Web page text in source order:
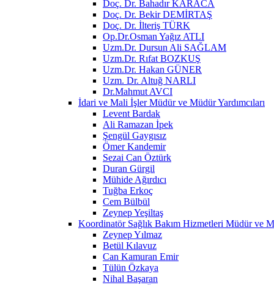
Doç. Dr. Bahadır KARACA
Doç. Dr. Bekir DEMİRTAŞ
Doç. Dr. İlteriş TÜRK
Op.Dr.Osman Yağız ATLI
Uzm.Dr. Dursun Ali SAĞLAM
Uzm.Dr. Rıfat BOZKUŞ
Uzm.Dr. Hakan GÜNER
Uzm. Dr. Altuğ NARLI
Dr.Mahmut AVCI
İdari ve Mali İşler Müdür ve Müdür Yardımcıları
Levent Bardak
Ali Ramazan İpek
Şengül Gaygısız
Ömer Kandemir
Sezai Can Öztürk
Duran Gürgil
Mühide Ağırdıcı
Tuğba Erkoç
Cem Bülbül
Zeynep Yeşiltaş
Koordinatör Sağlık Bakım Hizmetleri Müdür ve
Zeynep Yılmaz
Betül Kılavuz
Can Kamuran Emir
Tülün Özkaya
Nihal Başaran